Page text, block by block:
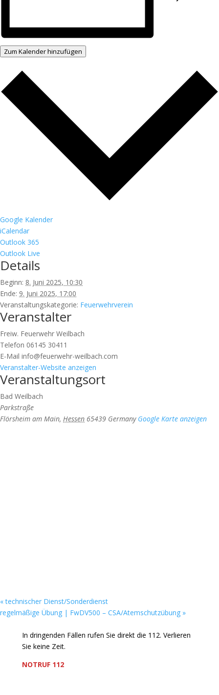
Zum Kalender hinzufügen
Google Kalender
iCalendar
Outlook 365
Outlook Live
Details
Beginn: 8. Juni 2025, 10:30
Ende: 9. Juni 2025, 17:00
Veranstaltungskategorie: Feuerwehrverein
Veranstalter
Freiw. Feuerwehr Weilbach
Telefon 06145 30411
E-Mail info@feuerwehr-weilbach.com
Veranstalter-Website anzeigen
Veranstaltungsort
Bad Weilbach
Parkstraße
Flörsheim am Main, Hessen 65439 Germany Google Karte anzeigen
«technischer Dienst/Sonderdienst
regelmäßige Übung | FwDV500 – CSA/Atemschutzübung »
In dringenden Fällen rufen Sie direkt die 112. Verlieren
Sie keine Zeit.
NOTRUF 112